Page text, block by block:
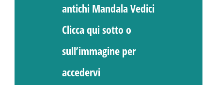
antichi Mandala Vedici
Clicca qui sotto o
sull’immagine per
accedervi